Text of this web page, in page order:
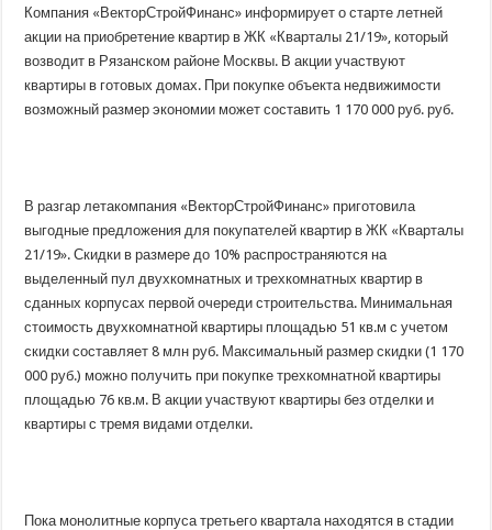
Компания «ВекторСтройФинанс» информирует о старте летней
акции на приобретение квартир в ЖК «Кварталы 21/19», который
возводит в Рязанском районе Москвы. В акции участвуют
квартиры в готовых домах. При покупке объекта недвижимости
возможный размер экономии может составить 1 170 000 руб. руб.
В разгар летакомпания «ВекторСтройФинанс» приготовила
выгодные предложения для покупателей квартир в ЖК «Кварталы
21/19». Скидки в размере до 10% распространяются на
выделенный пул двухкомнатных и трехкомнатных квартир в
сданных корпусах первой очереди строительства. Минимальная
стоимость двухкомнатной квартиры площадью 51 кв.м с учетом
скидки составляет 8 млн руб. Максимальный размер скидки (1 170
000 руб.) можно получить при покупке трехкомнатной квартиры
площадью 76 кв.м. В акции участвуют квартиры без отделки и
квартиры с тремя видами отделки.
Пока монолитные корпуса третьего квартала находятся в стадии